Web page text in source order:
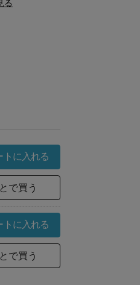
る
トに入れる
で買う
トに入れる
で買う